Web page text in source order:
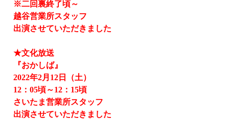
※二回裏終了頃～
越谷営業所スタッフ
出演させていただきました
★文化放送
『おかしば』
2022年2月 12 日（土）
12 ：05頃～12 ： 15頃
さいたま営業所スタッフ
出演させていただきました